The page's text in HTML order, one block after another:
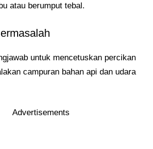
atau berumput tebal.
untuk mencetuskan percikan
campuran bahan api dan udara
Advertisements